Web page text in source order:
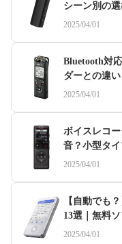
シーン別の
2025/04/01
Bluetooth対
ダーとの違い
2025/04/01
ボイスレコ
音？小型タイ
2025/04/01
【自動でも
13選｜無料
2025/04/01